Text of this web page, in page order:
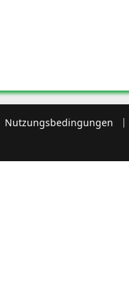
Nutzungsbedingungen